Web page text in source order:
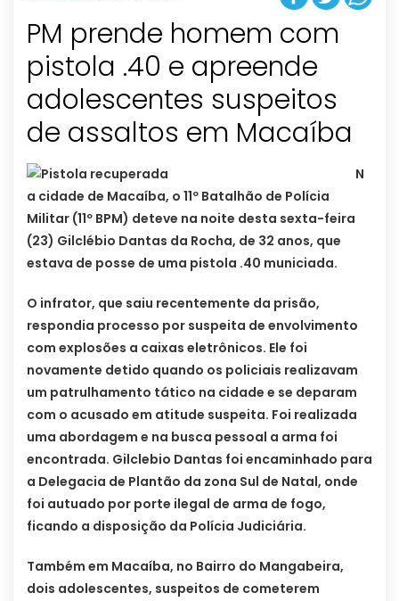
PM prende homem com
pistola .40 e apreende
adolescentes suspeitos
N
a cidade de Macaíba, o 11º Batalhão de Polícia
Militar (11º BPM) deteve na noite desta sexta-feira
(23) Gilclébio Dantas da Rocha, de 32 anos, que
estava de posse de uma pistola .40 municiada.
O infrator, que saiu recentemente da prisão,
respondia processo por suspeita de envolvimento
com explosões a caixas eletrônicos. Ele foi
novamente detido quando os policiais realizavam
um patrulhamento tático na cidade e se deparam
com o acusado em atitude suspeita. Foi realizada
uma abordagem e na busca pessoal a arma foi
encontrada. Gilclebio Dantas foi encaminhado para
a Delegacia de Plantão da zona Sul de Natal, onde
foi autuado por porte ilegal de arma de fogo,
ficando a disposição da Polícia Judiciária.
Também em Macaíba, no Bairro do Mangabeira,
dois adolescentes, suspeitos de cometerem